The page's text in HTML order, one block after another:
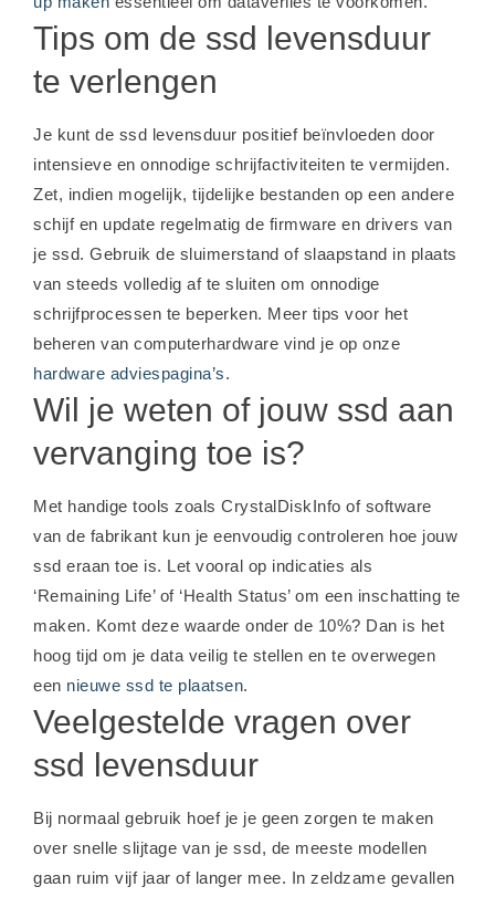
Tips om de ssd levensduur
te verlengen
Je kunt de ssd levensduur positief beïnvloeden door
intensieve en onnodige schrijfactiviteiten te vermijden.
Zet, indien mogelijk, tijdelijke bestanden op een andere
schijf en update regelmatig de firmware en drivers van
je ssd. Gebruik de sluimerstand of slaapstand in plaats
van steeds volledig af te sluiten om onnodige
schrijfprocessen te beperken. Meer tips voor het
beheren van computerhardware vind je op onze
hardware adviespagina’s.
Wil je weten of jouw ssd aan
vervanging toe is?
Met handige tools zoals CrystalDiskInfo of software
van de fabrikant kun je eenvoudig controleren hoe jouw
ssd eraan toe is. Let vooral op indicaties als
‘Remaining Life’ of ‘Health Status’ om een inschatting te
maken. Komt deze waarde onder de 10%? Dan is het
hoog tijd om je data veilig te stellen en te overwegen
een nieuwe ssd te plaatsen.
Veelgestelde vragen over
ssd levensduur
Bij normaal gebruik hoef je je geen zorgen te maken
over snelle slijtage van je ssd, de meeste modellen
gaan ruim vijf jaar of langer mee. In zeldzame gevallen